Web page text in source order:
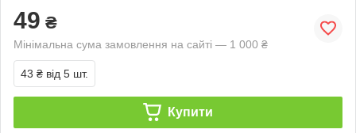
49 ₴
Мінімальна сума замовлення на сайті — 1 000 ₴
43 ₴ від 5 шт.
Купити